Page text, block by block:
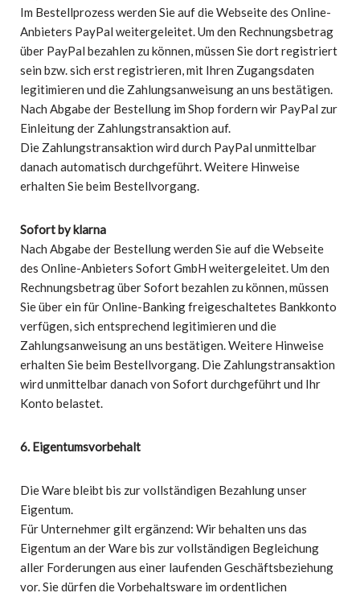
Im Bestellprozess werden Sie auf die Webseite des Online-
Anbieters PayPal weitergeleitet. Um den Rechnungsbetrag
über PayPal bezahlen zu können, müssen Sie dort registriert
sein bzw. sich erst registrieren, mit Ihren Zugangsdaten
legitimieren und die Zahlungsanweisung an uns bestätigen.
Nach Abgabe der Bestellung im Shop fordern wir PayPal zur
Einleitung der Zahlungstransaktion auf.
Die Zahlungstransaktion wird durch PayPal unmittelbar
danach automatisch durchgeführt. Weitere Hinweise
erhalten Sie beim Bestellvorgang.
Sofort by klarna
Nach Abgabe der Bestellung werden Sie auf die Webseite
des Online-Anbieters Sofort GmbH weitergeleitet. Um den
Rechnungsbetrag über Sofort bezahlen zu können, müssen
Sie über ein für Online-Banking freigeschaltetes Bankkonto
verfügen, sich entsprechend legitimieren und die
Zahlungsanweisung an uns bestätigen. Weitere Hinweise
erhalten Sie beim Bestellvorgang. Die Zahlungstransaktion
wird unmittelbar danach von Sofort durchgeführt und Ihr
Konto belastet.
6. Eigentumsvorbehalt
Die Ware bleibt bis zur vollständigen Bezahlung unser
Eigentum.
Für Unternehmer gilt ergänzend: Wir behalten uns das
Eigentum an der Ware bis zur vollständigen Begleichung
aller Forderungen aus einer laufenden Geschäftsbeziehung
vor. Sie dürfen die Vorbehaltsware im ordentlichen